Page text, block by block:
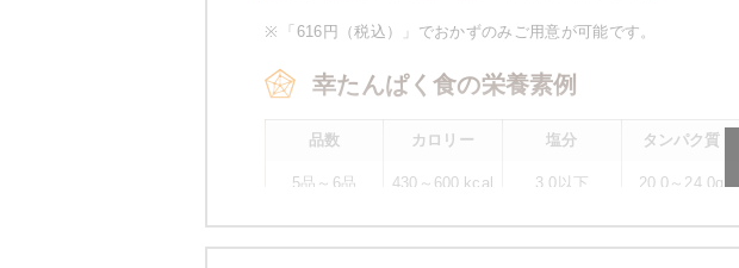
※メニューの補足
ご飯セットの栄養素です。お弁当献立の一例とその栄養価のた
い。
※ 「616円（税込）」でおかずのみご用意が可能です。
幸たんぱく食の栄養素例
品数 カロリー 塩分 タンパク質
5品～6品 430～600 kcal 3.0以下 20.0～24.0g
幸たんぱく食のメニュー例